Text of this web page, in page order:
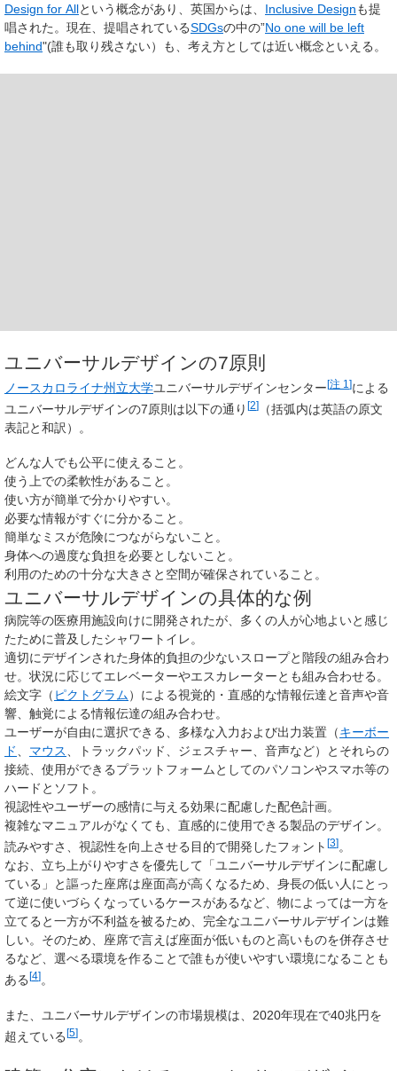
Design for Allという概念があり、英国からは、 Inclusive Designも提
唱された。現在、提唱されているSDGsの中の”No one will be left
behind"(誰も取り残さない）も、考え方としては近い概念といえる。
ユニバーサルデザインの7原則
ノースカロライナ州立大学ユニバーサルデザインセンター[注 1 ]による
ユニバーサルデザインの7原則は以下の通り [2]
（括弧内は英語の原文
表記と和訳）。
どんな人でも公平に使えること。
使う上での柔軟性があること。
使い方が簡単で分かりやすい。
必要な情報がすぐに分かること。
簡単なミスが危険につながらないこと。
身体への過度な負担を必要としないこと。
利用のための十分な大きさと空間が確保されていること。
ユニバーサルデザインの具体的な例
病院等の医療用施設向けに開発されたが、多くの人が心地よいと感じ
たために普及したシャワートイレ。
適切にデザインされた身体的負担の少ないスロープと階段の組み合わ
せ。状況に応じてエレベーターやエスカレーターとも組み合わせる。
絵文字（ ピクトグラム）による視覚的・直感的な情報伝達と音声や音
響、触覚による情報伝達の組み合わせ。
ユーザーが自由に選択できる、多様な入力および出力装置（キーボー
ド、 マウス、トラックパッド、ジェスチャー、音声など）とそれらの
接続、使用ができるプラットフォームとしてのパソコンやスマホ等の
ハードとソフト。
視認性やユーザーの感情に与える効果に配慮した配色計画。
複雑なマニュアルがなくても、直感的に使用できる製品のデザイン。
読みやすさ、視認性を向上させる目的で開発したフォント [3]。
なお、立ち上がりやすさを優先して「ユニバーサルデザインに配慮し
ている」と謳った座席は座面高が高くなるため、身長の低い人にとっ
て逆に使いづらくなっているケースがあるなど、物によっては一方を
立てると一方が不利益を被るため、完全なユニバーサルデザインは難
しい。そのため、座席で言えば座面が低いものと高いものを併存させ
るなど、選べる環境を作ることで誰もが使いやすい環境になることも
ある [4]。
また、ユニバーサルデザインの市場規模は、2020年現在で40兆円を
超えている[5]。